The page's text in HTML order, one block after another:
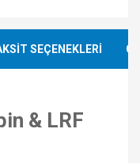
SEÇENEKLERİ
& LRF